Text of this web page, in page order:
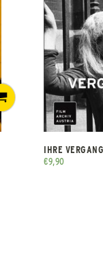
IHRE
€9,90